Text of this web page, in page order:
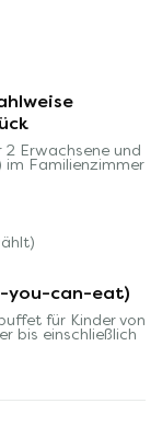
Erwachsene und
im Familienzimmer
you-can-eat)
für Kinder von
bis einschließlich